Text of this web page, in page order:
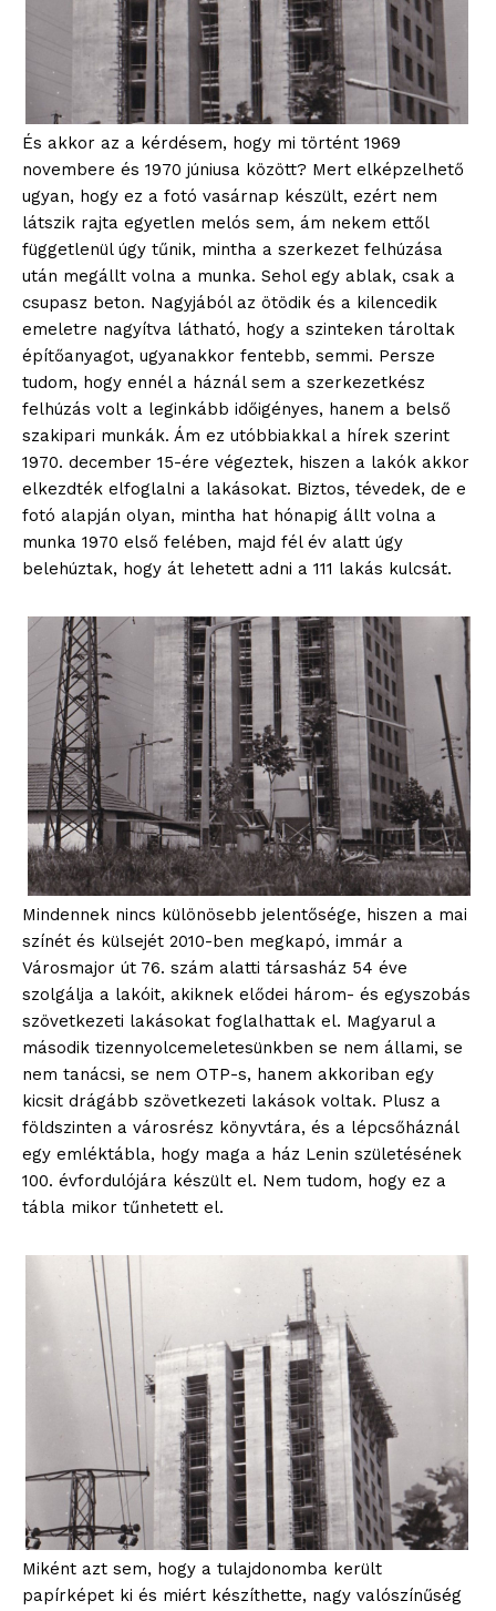
És akkor az a kérdésem, hogy mi történt 1969
novembere és 1970 júniusa között? Mert elképzelhető
ugyan, hogy ez a fotó vasárnap készült, ezért nem
látszik rajta egyetlen melós sem, ám nekem ettől
függetlenül úgy tűnik, mintha a szerkezet felhúzása
után megállt volna a munka. Sehol egy ablak, csak a
csupasz beton. Nagyjából az ötödik és a kilencedik
emeletre nagyítva látható, hogy a szinteken tároltak
építőanyagot, ugyanakkor fentebb, semmi. Persze
tudom, hogy ennél a háznál sem a szerkezetkész
felhúzás volt a leginkább időigényes, hanem a belső
szakipari munkák. Ám ez utóbbiakkal a hírek szerint
1970. december 15-ére végeztek, hiszen a lakók akkor
elkezdték elfoglalni a lakásokat. Biztos, tévedek, de e
fotó alapján olyan, mintha hat hónapig állt volna a
munka 1970 első felében, majd fél év alatt úgy
belehúztak, hogy át lehetett adni a 111 lakás kulcsát.
Mindennek nincs különösebb jelentősége, hiszen a mai
színét és külsejét 2010-ben megkapó, immár a
Városmajor út 76. szám alatti társasház 54 éve
szolgálja a lakóit, akiknek elődei három- és egyszobás
szövetkezeti lakásokat foglalhattak el. Magyarul a
második tizennyolcemeletesünkben se nem állami, se
nem tanácsi, se nem OTP-s, hanem akkoriban egy
kicsit drágább szövetkezeti lakások voltak. Plusz a
földszinten a városrész könyvtára, és a lépcsőháznál
egy emléktábla, hogy maga a ház Lenin születésének
100. évfordulójára készült el. Nem tudom, hogy ez a
tábla mikor tűnhetett el.
Miként azt sem, hogy a tulajdonomba került
papírképet ki és miért készíthette, nagy valószínűség